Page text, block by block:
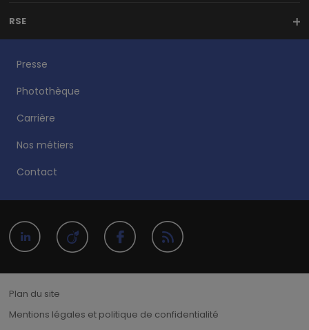
RSE
Presse
Photothèque
Carrière
Nos métiers
Contact
Plan du site
Mentions légales et politique de confidentialité